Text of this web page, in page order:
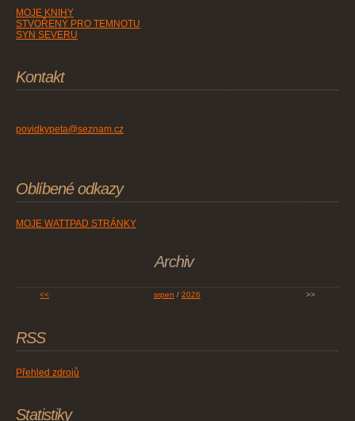
MOJE KNIHY
STVOŘENÝ PRO TEMNOTU
SYN SEVERU
Kontakt
povidkypeta@seznam.cz
Oblíbené odkazy
MOJE WATTPAD STRÁNKY
Archiv
<< srpen / 2026 >>
RSS
Přehled zdrojů
Statistiky